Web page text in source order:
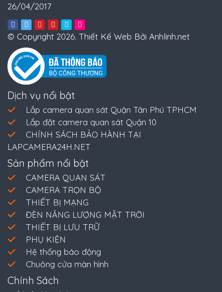
26/04/2017
© Copyright 2026. Thiết Kế Web Bởi Anhlinh.net
Dịch vụ nổi bật
Lắp camera quan sát Quận Tân Phú TPHCM
Lắp đặt camera quan sát Quận 10
CHÍNH SÁCH BẢO HÀNH TẠI
LAPCAMERA24H.NET
Sản phẩm nổi bật
CAMERA QUAN SÁT
CAMERA TRỌN BỘ
THIẾT BỊ MẠNG
ĐÈN NĂNG LƯỢNG MẶT TRỜI
THIẾT BỊ LƯU TRỮ
PHỤ KIỆN
Hệ thống báo động
Chuông cửa màn hình
Chính Sách